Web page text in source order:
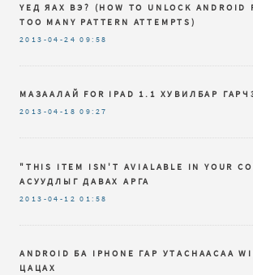
ҮЕД ЯАХ ВЭ? (HOW TO UNLOCK ANDROID
TOO MANY PATTERN ATTEMPTS)
2013-04-24 09:58
МАЗААЛАЙ FOR IPAD 1.1 ХУВИЛБАР
2013-04-18 09:27
"THIS ITEM ISN'T AVIALABLE IN YOUR
АСУУДЛЫГ ДАВАХ АРГА
2013-04-12 01:58
ANDROID БА IPHONE ГАР УТАСНААСАА
ЦАЦАХ